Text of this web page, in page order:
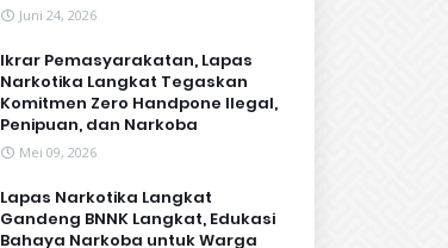
Juni 24, 2026
Ikrar Pemasyarakatan, Lapas
Narkotika Langkat Tegaskan
Komitmen Zero Handpone llegal,
Penipuan, dan Narkoba
Mei 09, 2026
Lapas Narkotika Langkat
Gandeng BNNK Langkat, Edukasi
Bahaya Narkoba untuk Warga